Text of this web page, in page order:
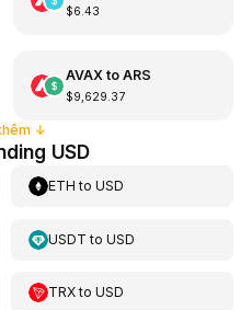
$6.43
AVAXto ARS
$9,629.37
↓
USD
ETH toUSD
USDT toUSD
TRXtoUSD